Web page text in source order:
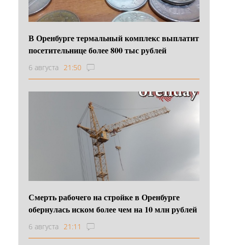
В Оренбурге термальный комплекс выплатит
посетительнице более 800 тыс рублей
6 августа 21:50
Смерть рабочего на стройке в Оренбурге
обернулась иском более чем на 10 млн рублей
6 августа 21:11